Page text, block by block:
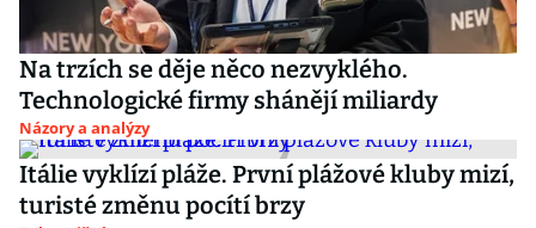
Na trzích se děje něco nezvyklého.
Technologické firmy shánějí miliardy
Názory a analýzy
Itálie vyklízí pláže. První plážové kluby mizí,
turisté změnu pocítí brzy